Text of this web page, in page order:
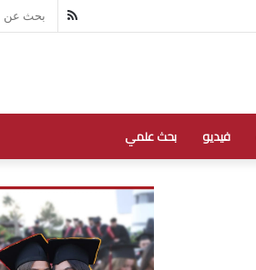
RSS
فيديو بحث علمي